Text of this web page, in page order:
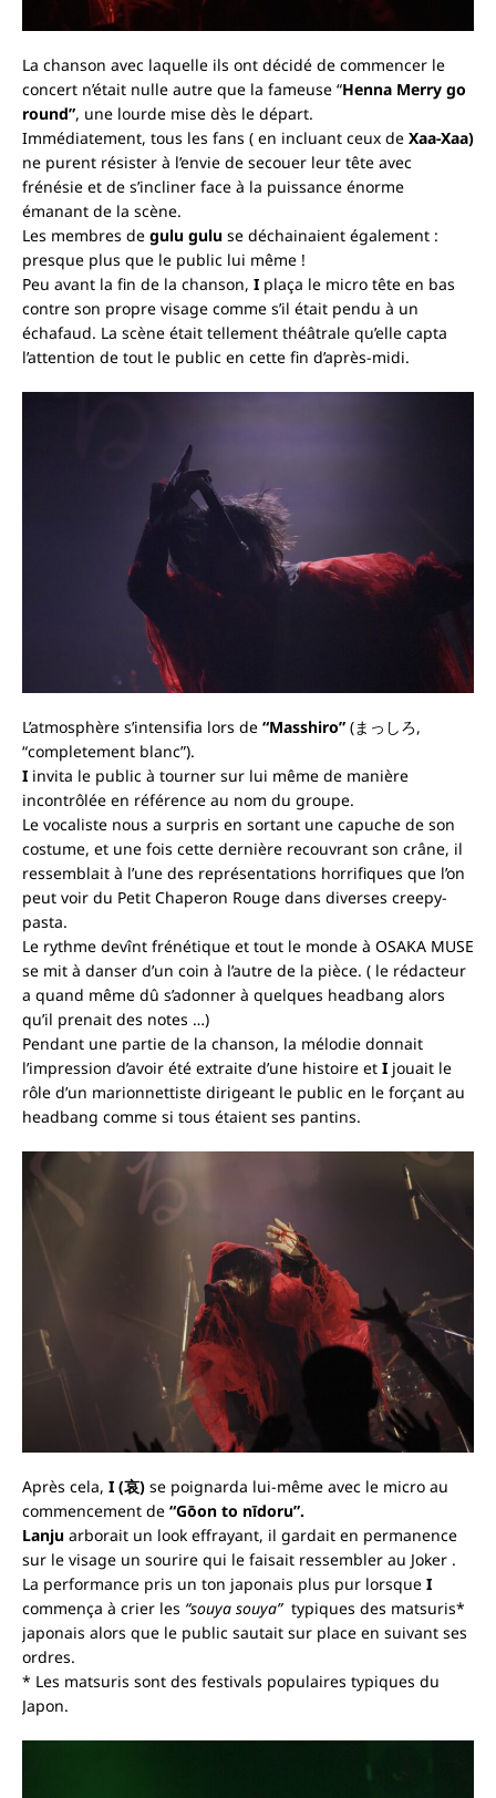
La chanson avec laquelle ils ont décidé de commencer le
concert n’était nulle autre que la fameuse “Henna Merry go
round”, une lourde mise dès le départ.
Immédiatement, tous les fans ( en incluant ceux de Xaa-Xaa)
ne purent résister à l’envie de secouer leur tête avec
frénésie et de s’incliner face à la puissance énorme
émanant de la scène.
Les membres de gulu gulu se déchainaient également :
presque plus que le public lui même !
Peu avant la fin de la chanson, I plaça le micro tête en bas
contre son propre visage comme s’il était pendu à un
échafaud. La scène était tellement théâtrale qu’elle capta
l’attention de tout le public en cette fin d’après-midi.
L’atmosphère s’intensifia lors de “Masshiro” (まっしろ,
“completement blanc”).
I invita le public à tourner sur lui même de manière
incontrôlée en référence au nom du groupe.
Le vocaliste nous a surpris en sortant une capuche de son
costume, et une fois cette dernière recouvrant son crâne, il
ressemblait à l’une des représentations horrifiques que l’on
peut voir du Petit Chaperon Rouge dans diverses creepy-
pasta.
Le rythme devînt frénétique et tout le monde à OSAKA MUSE
se mit à danser d’un coin à l’autre de la pièce. ( le rédacteur
a quand même dû s’adonner à quelques headbang alors
qu’il prenait des notes …)
Pendant une partie de la chanson, la mélodie donnait
l’impression d’avoir été extraite d’une histoire et I jouait le
rôle d’un marionnettiste dirigeant le public en le forçant au
headbang comme si tous étaient ses pantins.
Après cela, I (哀) se poignarda lui-même avec le micro au
commencement de “Gōon to nīdoru”.
Lanju arborait un look effrayant, il gardait en permanence
sur le visage un sourire qui le faisait ressembler au Joker .
La performance pris un ton japonais plus pur lorsque I
commença à crier les “souya souya”typiques des matsuris*
japonais alors que le public sautait sur place en suivant ses
ordres.
* Les matsuris sont des festivals populaires typiques du
Japon.